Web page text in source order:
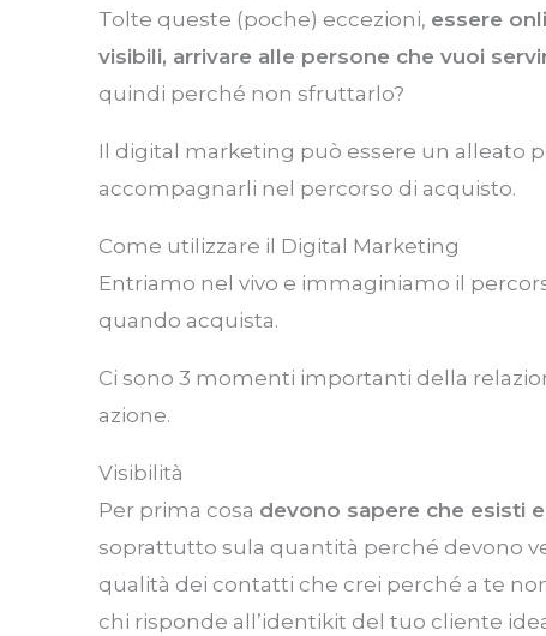
Tolte queste (poche) eccezioni, essere
visibili, arrivare alle persone che vuoi
quindi perché non sfruttarlo?
Il digital marketing può essere un alleato
accompagnarli nel percorso di acquisto.
Come utilizzare il Digital Marketing
Entriamo nel vivo e immaginiamo il
quando acquista.
Ci sono 3 momenti importanti della
azione.
Visibilità
Per prima cosa devono sapere che esisti
soprattutto sula quantità perché devono
qualità dei contatti che crei perché a te
chi risponde all’identikit del tuo cliente